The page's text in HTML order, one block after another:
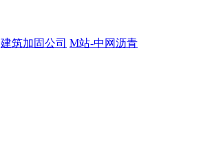
建筑加固公司 M站-中网沥青